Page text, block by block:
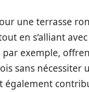
une terrasse
en s’alliant
par exemple,
sans
également